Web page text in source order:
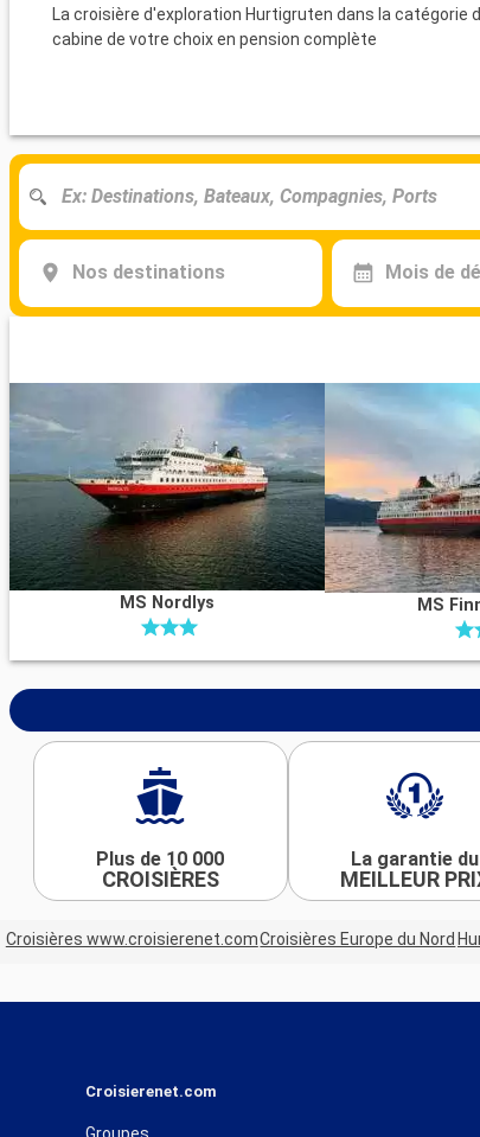
La croisière d'exploration Hurtigruten dans la catégorie
cabine de votre choix en pension complète
Nos destinations Mois de
MS Nordlys MS
Plus de 10 000
CROISIÈRES
La garantie du
MEILLEUR
Croisières www.croisierenet.comCroisières Europe du Nord
Croisierenet.com
Groupes